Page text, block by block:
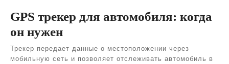
GPS трекер для автомобиля: когда
он нужен
Трекер передает данные о местоположении через
мобильную сеть и позволяет отслеживать автомобиль в